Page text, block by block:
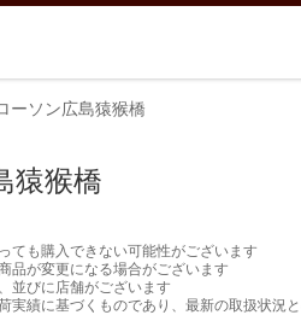
ーソン広島猿猴橋
猿猴橋
ても購入できない可能性がございます
品が変更になる場合がございます
並びに店舗がございます
実績に基づくものであり、最新の取扱状況